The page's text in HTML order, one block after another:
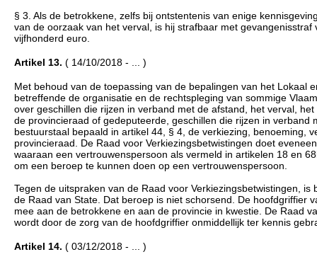
§ 3. Als de betrokkene, zelfs bij ontstentenis van enige
van de oorzaak van het verval, is hij strafbaar met
vijfhonderd euro.
Artikel 13. ( 14/10/2018 - ... )
Met behoud van de toepassing van de bepalingen van het Lokaal
betreffende de organisatie en de rechtspleging van sommige
over geschillen die rijzen in verband met de afstand, het verval,
de provincieraad of gedeputeerde, geschillen die rijzen in
bestuurstaal bepaald in artikel 44, § 4, de verkiezing, benoeming,
provincieraad. De Raad voor Verkiezingsbetwistingen doet
waaraan een vertrouwenspersoon als vermeld in artikelen 18 en
om een beroep te kunnen doen op een vertrouwenspersoon.
Tegen de uitspraken van de Raad voor Verkiezingsbetwistingen,
de Raad van State. Dat beroep is niet schorsend. De hoofdgriffier
mee aan de betrokkene en aan de provincie in kwestie. De Raad
wordt door de zorg van de hoofdgriffier onmiddellijk ter kennis
Artikel 14. ( 03/12/2018 - ... )